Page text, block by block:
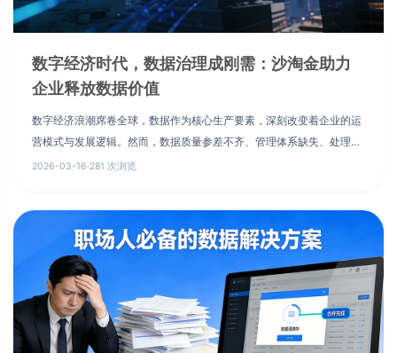
数字经济时代，数据治理成刚需：沙淘金助力
企业释放数据价值
数字经济浪潮席卷全球，数据作为核心生产要素，深刻改变着企业的运
营模式与发展逻辑。然而，数据质量参差不齐、管理体系缺失、处理效
率低下等问题，成为众多企业数字化转型的“绊脚石”。在这一背景下，
2026-03-16·281 次浏览